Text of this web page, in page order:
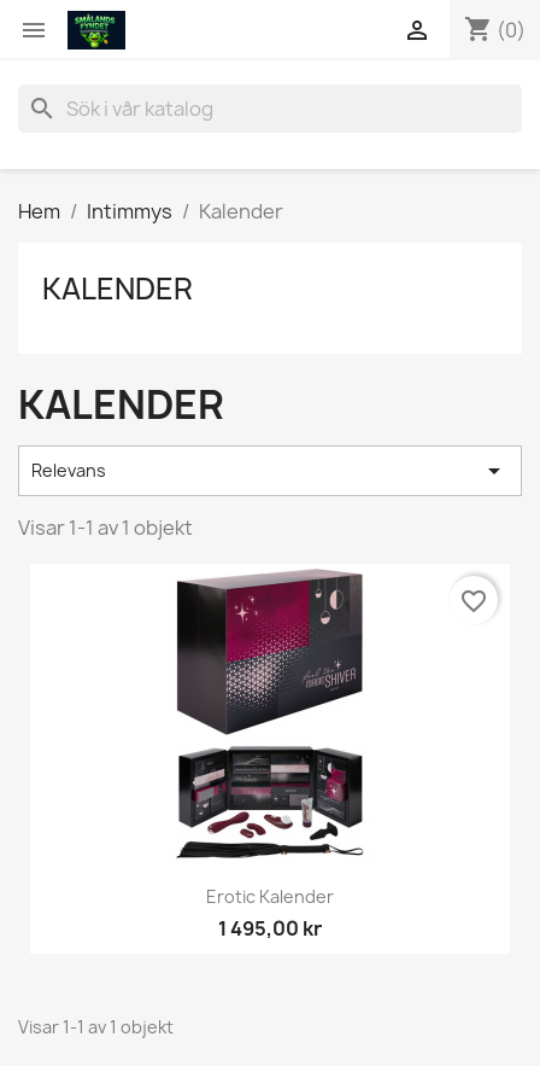
 shopping_cart (0)

search
Hem Intimmys Kalender
KALENDER
KALENDER
Relevans 
Visar 1-1 av 1 objekt
Erotic Kalender
1 495,00 kr
favorite_border
Visar 1-1 av 1 objekt